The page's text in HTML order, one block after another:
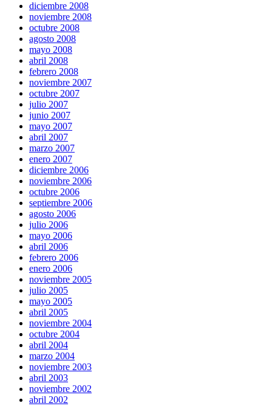
diciembre 2008
noviembre 2008
octubre 2008
agosto 2008
mayo 2008
abril 2008
febrero 2008
noviembre 2007
octubre 2007
julio 2007
junio 2007
mayo 2007
abril 2007
marzo 2007
enero 2007
diciembre 2006
noviembre 2006
octubre 2006
septiembre 2006
agosto 2006
julio 2006
mayo 2006
abril 2006
febrero 2006
enero 2006
noviembre 2005
julio 2005
mayo 2005
abril 2005
noviembre 2004
octubre 2004
abril 2004
marzo 2004
noviembre 2003
abril 2003
noviembre 2002
abril 2002